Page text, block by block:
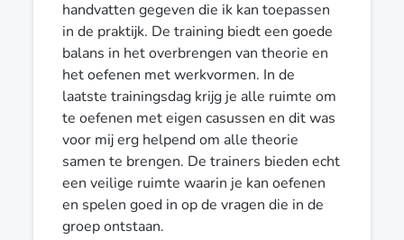
handvatten gegeven die ik kan toepassen
in de praktijk. De training biedt een goede
balans in het overbrengen van theorie en
het oefenen met werkvormen. In de
laatste trainingsdag krijg je alle ruimte om
te oefenen met eigen casussen en dit was
voor mij erg helpend om alle theorie
samen te brengen. De trainers bieden echt
een veilige ruimte waarin je kan oefenen
en spelen goed in op de vragen die in de
groep ontstaan.